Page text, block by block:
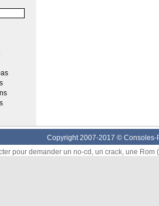
Copyright 2007-2017 © Consoles-
pour demander un no-cd, un crack, une